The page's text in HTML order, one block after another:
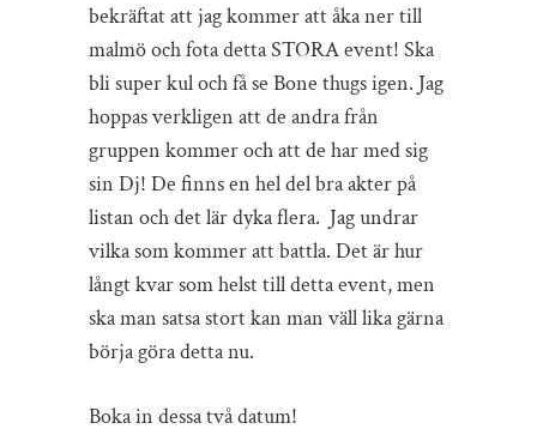
bekräftat att jag kommer att åka ner till
malmö och fota detta STORA event! Ska
bli super kul och få se Bone thugs igen. Jag
hoppas verkligen att de andra från
gruppen kommer och att de har med sig
sin Dj! De finns en hel del bra akter på
listan och det lär dyka flera. Jag undrar
vilka som kommer att battla. Det är hur
långt kvar som helst till detta event, men
ska man satsa stort kan man väll lika gärna
börja göra detta nu.
Boka in dessa två datum!